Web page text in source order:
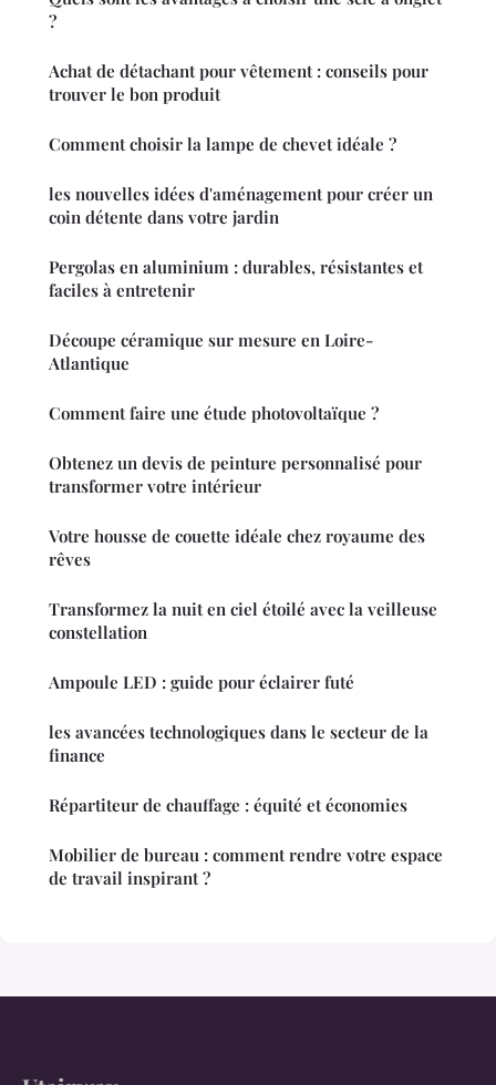
?
Achat de détachant pour vêtement : conseils pour
trouver le bon produit
Comment choisir la lampe de chevet idéale ?
les nouvelles idées d'aménagement pour créer un
coin détente dans votre jardin
Pergolas en aluminium : durables, résistantes et
faciles à entretenir
Découpe céramique sur mesure en Loire-
Atlantique
Comment faire une étude photovoltaïque ?
Obtenez un devis de peinture personnalisé pour
transformer votre intérieur
Votre housse de couette idéale chez royaume des
rêves
Transformez la nuit en ciel étoilé avec la veilleuse
constellation
Ampoule LED : guide pour éclairer futé
les avancées technologiques dans le secteur de la
finance
Répartiteur de chauffage : équité et économies
Mobilier de bureau : comment rendre votre espace
de travail inspirant ?